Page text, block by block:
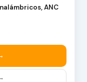
ANC